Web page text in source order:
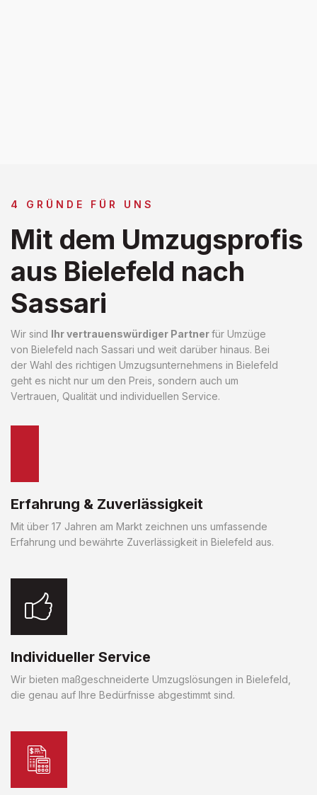
4 GRÜNDE FÜR UNS
Mit dem Umzugsprofis
aus Bielefeld nach
Sassari
Wir sind Ihr vertrauenswürdiger Partnerfür Umzüge
von Bielefeld nach Sassari und weit darüber hinaus. Bei
der Wahl des richtigen Umzugsunternehmens in Bielefeld
geht es nicht nur um den Preis, sondern auch um
Vertrauen, Qualität und individuellen Service.
Erfahrung & Zuverlässigkeit
Mit über 17 Jahren am Markt zeichnen uns umfassende
Erfahrung und bewährte Zuverlässigkeit in Bielefeld aus.
Individueller Service
Wir bieten maßgeschneiderte Umzugslösungen in Bielefeld,
die genau auf Ihre Bedürfnisse abgestimmt sind.